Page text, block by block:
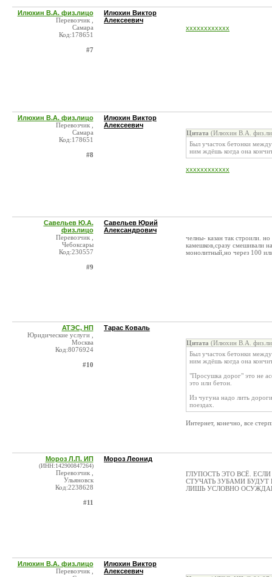
Илюхин В.А. физ.лицо
Перевозчик ,
Самара
Код:178651
#7
Илюхин Виктор
Алексеевич
хххххххххххх
Илюхин В.А. физ.лицо
Перевозчик ,
Самара
Код:178651
#8
Илюхин Виктор
Алексеевич
Цитата (Илюхин В.А.
Был участок бетонки
ним ждёшь когда она
хххххххххххх
Савельев Ю.А.
физ.лицо
Перевозчик ,
Чебоксары
Код:230557
#9
Савельев Юрий
Александрович
челны- казан так строили.
камешков,сразу смешивали
монолитный,но через 100
АТЭС, НП
Юридические услуги ,
Москва
Код:8076924
#10
Тарас Коваль
Цитата (Илюхин В.А.
Был участок бетонки
ним ждёшь когда она
"Просушка дорог" это не
это или бетон.
Из чугуна надо лить
поездах.
Интернет, конечно, все
Мороз Л.П. ИП
(ИНН:142900847264)
Перевозчик ,
Ульяновск
Код:2238628
#11
Мороз Леонид
ГЛУПОСТЬ ЭТО ВСЁ.
СТУЧАТЬ ЗУБАМИ
ЛИШЬ УСЛОВНО
Илюхин В.А. физ.лицо
Перевозчик ,
Илюхин Виктор
Алексеевич